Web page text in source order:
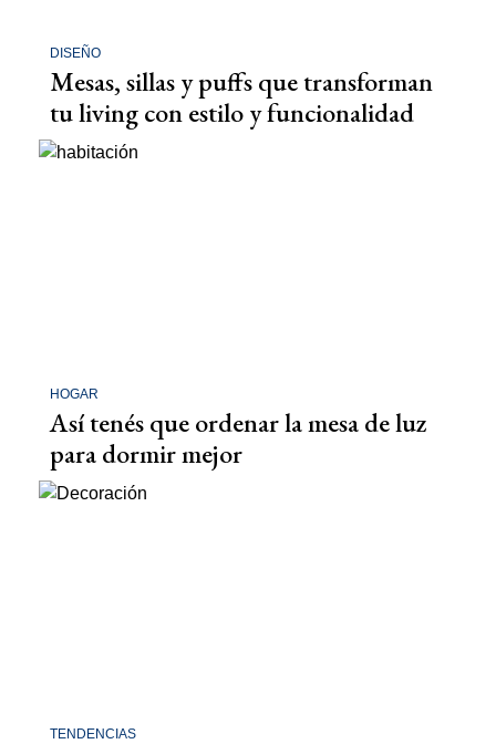
DISEÑO
Mesas, sillas y puffs que transforman
tu living con estilo y funcionalidad
HOGAR
Así tenés que ordenar la mesa de luz
para dormir mejor
TENDENCIAS